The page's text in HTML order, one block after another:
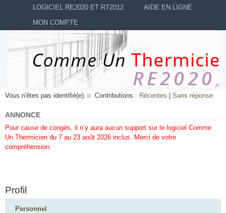
LOGICIEL RE2020 ET RT2012
AIDE EN LIGNE
MON COMPTE
Vous n'êtes pas identifié(e). Contributions : Récentes Sans réponse
ANNONCE
Pour cause de congés, il n’y aura aucun support sur le logiciel Comme
Un Thermicien du 7 au 23 août 2026 inclus. Merci de votre
compréhension.
Profil
Personnel